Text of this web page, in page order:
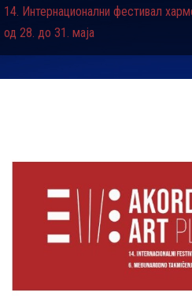
14. Интернационални фестивал
од 28. до 31. маја